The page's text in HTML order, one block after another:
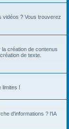
vidéos ? Vous trouverez
création de contenus
de texte.
limites !
d'informations ? l'IA